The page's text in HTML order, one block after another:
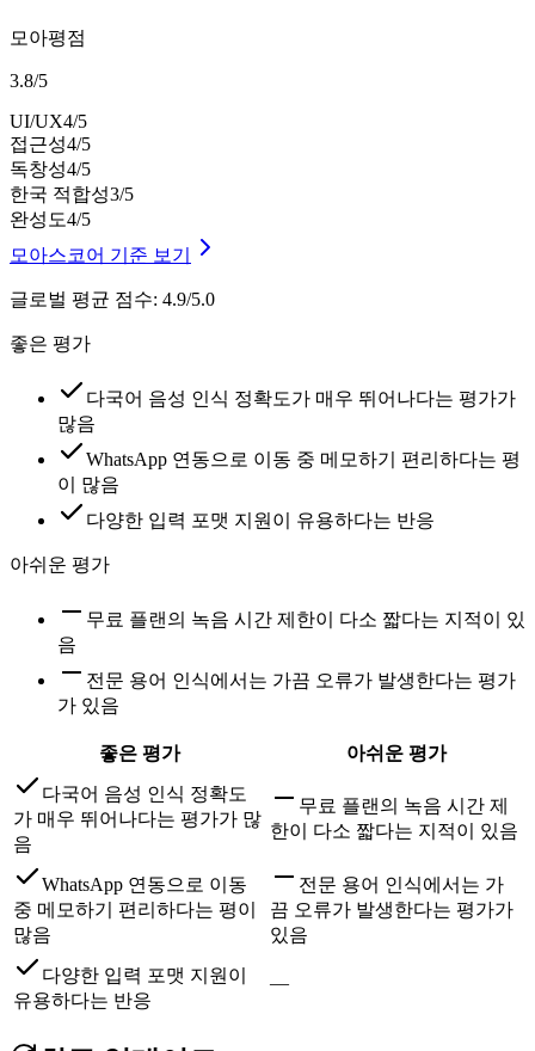
모아평점
3.8/5
UI/UX4/5
접근성4/5
독창성4/5
한국 적합성3/5
완성도4/5
모아스코어 기준 보기
글로벌 평균 점수: 4.9/5.0
좋은 평가
다국어 음성 인식 정확도가 매우 뛰어나다는 평가가
많음
WhatsApp 연동으로 이동 중 메모하기 편리하다는 평
이 많음
다양한 입력 포맷 지원이 유용하다는 반응
아쉬운 평가
무료 플랜의 녹음 시간 제한이 다소 짧다는 지적이 있
음
전문 용어 인식에서는 가끔 오류가 발생한다는 평가
가 있음
좋은 평가
아쉬운 평가
다국어 음성 인식 정확도
가 매우 뛰어나다는 평가가 많
음
무료 플랜의 녹음 시간 제
한이 다소 짧다는 지적이 있음
WhatsApp 연동으로 이동
중 메모하기 편리하다는 평이
많음
전문 용어 인식에서는 가
끔 오류가 발생한다는 평가가
있음
다양한 입력 포맷 지원이
유용하다는 반응
—